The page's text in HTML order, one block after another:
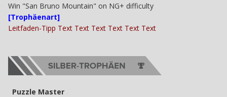
Win "San Bruno Mountain" on NG+ difficulty
[Trophäenart]
Leitfaden-Tipp Text Text Text Text Text Text
Puzzle Master